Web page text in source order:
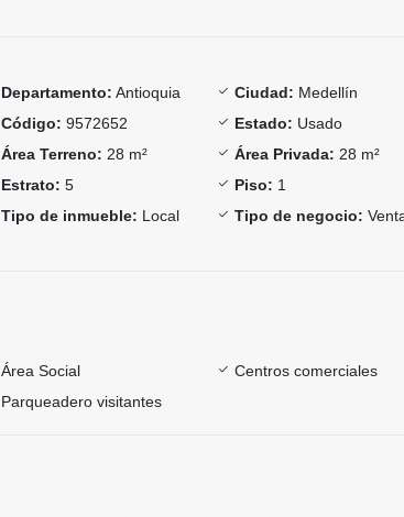
Departamento: Antioquia Ciudad: Medellín
Código: 9572652 Estado: Usado
Área Terreno: 28 m² Área Privada: 28 m²
Estrato: 5 Piso: 1
Tipo de inmueble: Local Tipo de negocio:
Área Social
Centros comerciales
Parqueadero visitantes